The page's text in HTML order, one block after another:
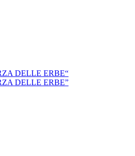
DELLE ERBE“
DELLE ERBE”